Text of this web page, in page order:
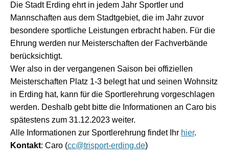
Die Stadt Erding ehrt in jedem Jahr Sportler und
Mannschaften aus dem Stadtgebiet, die im Jahr zuvor
besondere sportliche Leistungen erbracht haben. Für die
Ehrung werden nur Meisterschaften der Fachverbände
berücksichtigt.
Wer also in der vergangenen Saison bei offiziellen
Meisterschaften Platz 1-3 belegt hat und seinen Wohnsitz
in Erding hat, kann für die Sportlerehrung vorgeschlagen
werden. Deshalb gebt bitte die Informationen an Caro bis
spätestens zum 31.12.2023 weiter.
Alle Informationen zur Sportlerehrung findet Ihr hier.
Kontakt: Caro (cc@trisport-erding.de)